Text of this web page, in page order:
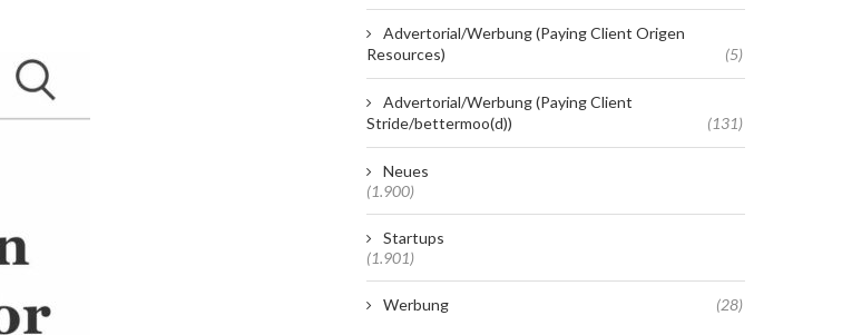
Advertorial/Werbung (Paying Client Origen
Resources)
(5)
Advertorial/Werbung (Paying Client
Stride/bettermoo(d))
(131)
Neues
(1.900)
Startups
(1.901)
Werbung (28)